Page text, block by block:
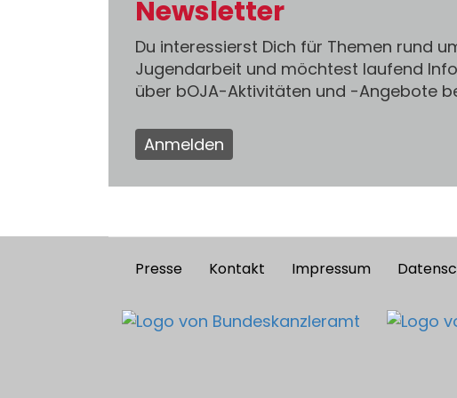
Newsletter
Du interessierst Dich für Themen rund
Jugendarbeit und möchtest laufend
über bOJA-Aktivitäten und -Angebote
Anmelden
Footer
menu
Presse Kontakt Impressum